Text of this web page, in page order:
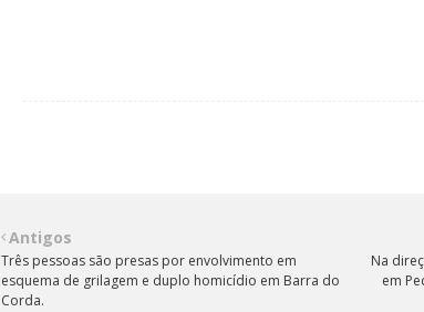
Na
em
Antigos
Três pessoas são presas por envolvimento em
esquema de grilagem e duplo homicídio em Barra do
Corda.